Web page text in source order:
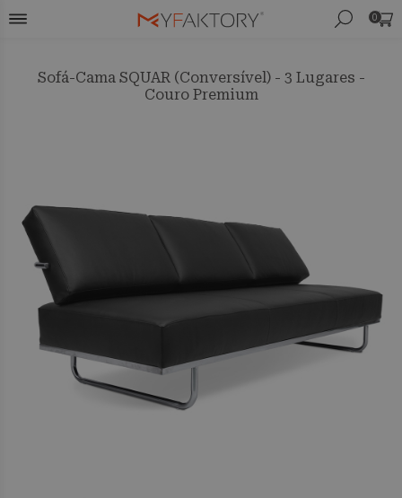
0
Sofá-Cama SQUAR (Conversível) - 3 Lugares -
Couro Premium